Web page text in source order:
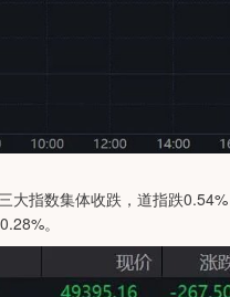
指数集体收跌，道指跌0.54%
。